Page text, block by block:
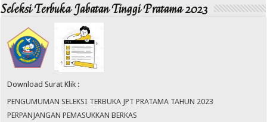
Seleksi Terbuka Jabatan Tinggi Pratama 2023
Download Surat Klik :
PENGUMUMAN SELEKSI TERBUKA JPT PRATAMA TAHUN 2023
PERPANJANGAN PEMASUKKAN BERKAS